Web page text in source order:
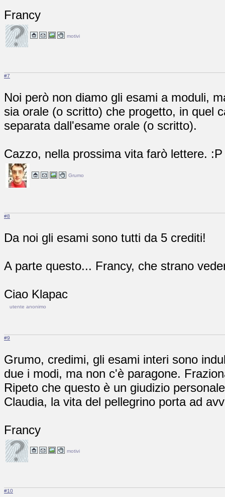
Francy
motivi
#7
Noi però non diamo gli esami a moduli,
sia orale (o scritto) che progetto, in quel
separata dall'esame orale (o scritto).
Cazzo, nella prossima vita farò lettere. :P
Grumo
#8
Da noi gli esami sono tutti da 5 crediti!
A parte questo... Francy, che strano
Ciao Klapac
utente anonimo
#9
Grumo, credimi, gli esami interi sono
due i modi, ma non c'è paragone.
Ripeto che questo è un giudizio
Claudia, la vita del pellegrino porta ad
Francy
motivi
#10